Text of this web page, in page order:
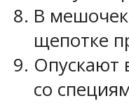
В мешочек
щепотке
Опускают
со